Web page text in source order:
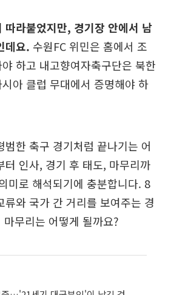
따라붙었지만, 경기장 안에서 남
데요. 수원FC 위민은 홈에서 조
하고 내고향여자축구단은 북한
아 클럽 무대에서 증명해야 하
범한 축구 경기처럼 끝나기는 어
터 인사, 경기 후 태도, 마무리까
미로 해석되기에 충분합니다. 8
류와 국가 간 거리를 보여주는 경
마무리는 어떻게 될까요?